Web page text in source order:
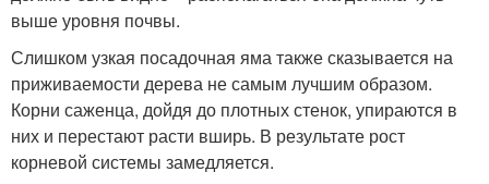
выше уровня почвы.
Слишком узкая посадочная яма также сказывается на
приживаемости дерева не самым лучшим образом.
Корни саженца, дойдя до плотных стенок, упираются в
них и перестают расти вширь. В результате рост
корневой системы замедляется.